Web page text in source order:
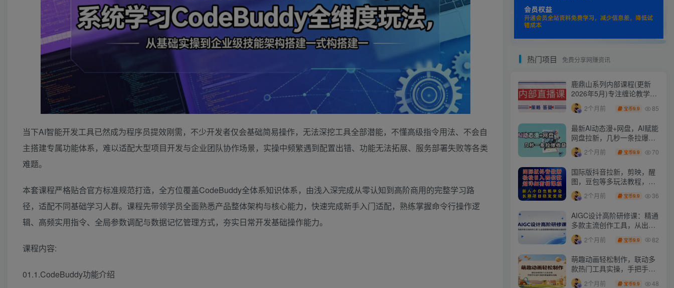
当下AI智能开发工具已然成为程序员提效刚需，不少开发者仅会基础简易操作，无法深挖工具全部潜能，不懂高级指令用法、不会自
主搭建专属功能体系，难以适配大型项目开发与企业团队协作场景，实操中频繁遇到配置出错、功能无法拓展、服务部署失败等各类
难题。
本套课程严格贴合官方标准规范打造，全方位覆盖CodeBuddy全体系知识体系，由浅入深完成从零认知到高阶商用的完整学习路
径，适配不同基础学习人群。课程先带领学员全面熟悉产品整体架构与核心能力，快速完成新手入门适配，熟练掌握命令行操作逻
辑、高频实用指令、全局参数调配与数据记忆管理方式，夯实日常开发基础操作能力。
课程内容:
01.1.CodeBuddy功能介绍
热门项目 免费分享网赚资讯
鹿鼎山系列内部课程(更新
2026年5月)专注缠论教学，
行情分析、学习答疑、机会
提示、实操讲解
2个月前 宝币9.9 85
最新AI动态漫+网盘，AI赋能
网盘拉新，几秒一条拉爆收
益
2个月前 宝币9.9 70
国际版抖音拉新，剪映，醒
图，豆包等多玩法教程，长
期可做的项目，轻松日入四
位数，深度揭秘玩法，干就
2个月前 宝币9.9 36
AIGC设计高阶研修课：精通
多款主流创作工具，从出图
建模到模型训练全面进阶
2个月前 宝币9.9 82
萌趣动画轻松制作，联动多
款热门工具实操，手把手打
造可爱胖橘猫趣味动画
2个月前 宝币9.9 48